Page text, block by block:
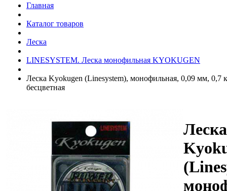
Главная
Каталог товаров
Леска
LINESYSTEM. Леска монофильная KYOKUGEN
Леска Kyokugen (Linesystem), монофильная, 0,09 мм, 0,7
бесцветная
Леска